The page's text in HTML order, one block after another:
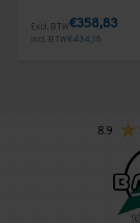
Excl. BTW€358,83
Incl. BTW€434,18
8.9